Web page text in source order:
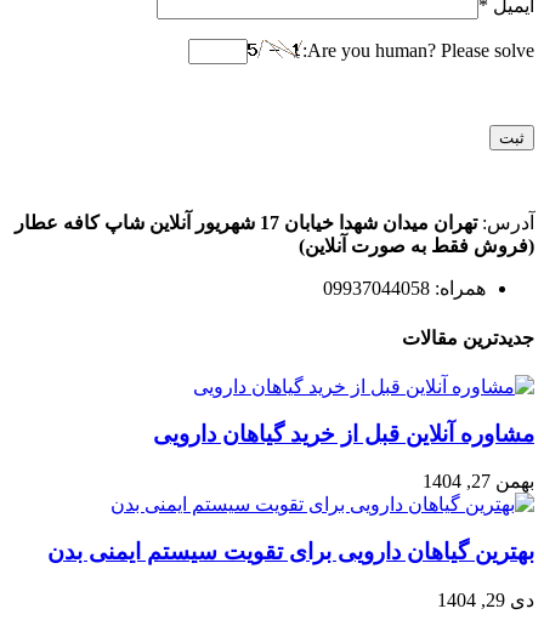
ایمیل *
Are you human? Please solve:
آدرس:تهران میدان شهدا خیابان 17 شهریور آنلاین شاپ کافه عطار
(فروش فقط به صورت آنلاین)
همراه: 09937044058
جدیدترین مقالات
مشاوره آنلاین قبل از خرید گیاهان دارویی
بهمن 27, 1404
بهترین گیاهان دارویی برای تقویت سیستم ایمنی بدن
دی 29, 1404